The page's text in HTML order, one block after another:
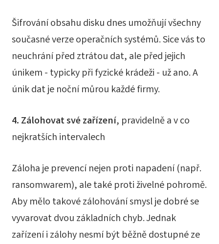
Šifrování obsahu disku dnes umožňují všechny
současné verze operačních systémů. Sice vás to
neuchrání před ztrátou dat, ale před jejich
únikem - typicky při fyzické krádeži - už ano. A
únik dat je noční můrou každé firmy.
4. Zálohovat své zařízení, pravidelně a v co
nejkratších intervalech
Záloha je prevencí nejen proti napadení (např.
ransomwarem), ale také proti živelné pohromě.
Aby mělo takové zálohování smysl je dobré se
vyvarovat dvou základních chyb. Jednak
zařízení i zálohy nesmí být běžně dostupné ze